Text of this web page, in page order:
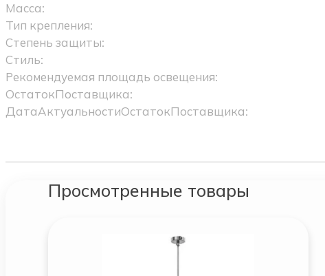
Масса:
Тип крепления:
Степень защиты:
Стиль:
Рекомендуемая площадь освещения:
ОстатокПоставщика:
ДатаАктуальностиОстатокПоставщика:
Просмотренные товары